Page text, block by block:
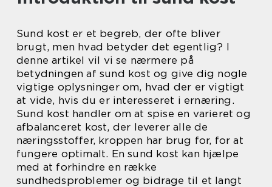
Sund kost er et begreb, der ofte bliver
brugt, men hvad betyder det egentlig? I
denne artikel vil vi se nærmere på
betydningen af sund kost og give dig nogle
vigtige oplysninger om, hvad der er vigtigt
at vide, hvis du er interesseret i ernæring.
Sund kost handler om at spise en varieret og
afbalanceret kost, der leverer alle de
næringsstoffer, kroppen har brug for, for at
fungere optimalt. En sund kost kan hjælpe
med at forhindre en række
sundhedsproblemer og bidrage til et langt